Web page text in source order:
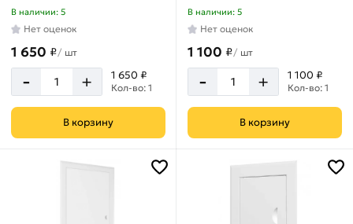
600х600
600х800
мм
окрашенная сталь
ЛТ3060Мп
В наличии: 5
Нет оценок
1 650 ₽/ шт
- + 1 650 ₽
Кол-во: 1
В корзину
окрашенная сталь
ЛТ2540Мп
В наличии: 5
Нет оценок
1 100 ₽/ шт
- + 1 100 ₽
Кол-во: 1
В корзину